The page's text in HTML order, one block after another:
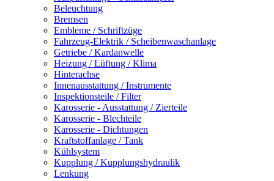
Beleuchtung
Bremsen
Embleme / Schriftzüge
Fahrzeug-Elektrik / Scheibenwaschanlage
Getriebe / Kardanwelle
Heizung / Lüftung / Klima
Hinterachse
Innenausstattung / Instrumente
Inspektionsteile / Filter
Karosserie - Ausstattung / Zierteile
Karosserie - Blechteile
Karosserie - Dichtungen
Kraftstoffanlage / Tank
Kühlsystem
Kupplung / Kupplungshydraulik
Lenkung